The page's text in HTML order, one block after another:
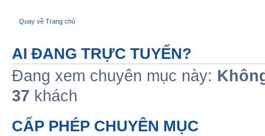
Quay về Trang chủ
AI ĐANG TRỰC TUYẾN?
Đang xem chuyên mục này:
37 khách
CẤP PHÉP CHUYÊN MỤC